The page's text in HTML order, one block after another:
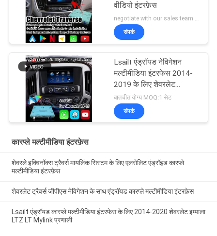
वीडियो इंटरफ़ेस
negotiate with our sales team MOQ:10 टुकड़े
संपर्क
Lsailt एंड्रॉयड नेविगेशन
मल्टीमीडिया इंटरफेस 2014-
2019 के लिए शेवरलेट
सिल्वरडो 1500 2500 3500
माइलिंक सिस्टम
बातचीत योग्य MOQ:1 सेट
संपर्क
कारप्ले मल्टीमीडिया इंटरफ़ेस
शेवरले इक्विनॉक्स ट्रैवर्स मायलिंक सिस्टम के लिए एलसेलिट एंड्रॉइड कारप्ले
मल्टीमीडिया इंटरफ़ेस
शेवरलेट ट्रैवर्स जीपीएस नेविगेशन के साथ एंड्रॉयड कारप्ले मल्टीमीडिया इंटरफ़ेस
Lsailt एंड्रॉयड कारप्ले मल्टीमीडिया इंटरफेस के लिए 2014-2020 शेवरलेट इम्पाला
LTZ LT Mylink प्रणाली